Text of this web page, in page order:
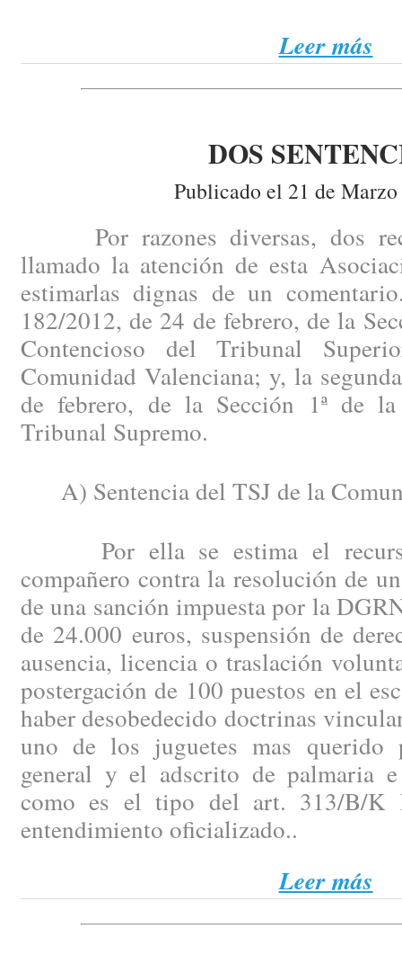
Leer más
DOS
Publicado el 21 de
Por razones diversas, dos
llamado la atención de esta
estimarlas dignas de un
182/2012, de 24 de febrero, de la
Contencioso del Tribunal
Comunidad Valenciana; y, la
de febrero, de la Sección 1ª de
Tribunal Supremo.
A) Sentencia del TSJ de la
Por ella se estima el
compañero contra la resolución de
de una sanción impuesta por la
de 24.000 euros, suspensión de
ausencia, licencia o traslación
postergación de 100 puestos en el
haber desobedecido doctrinas
uno de los juguetes mas querido
general y el adscrito de palmaria
como es el tipo del art. 313/B/K
entendimiento oficializado..
Leer más